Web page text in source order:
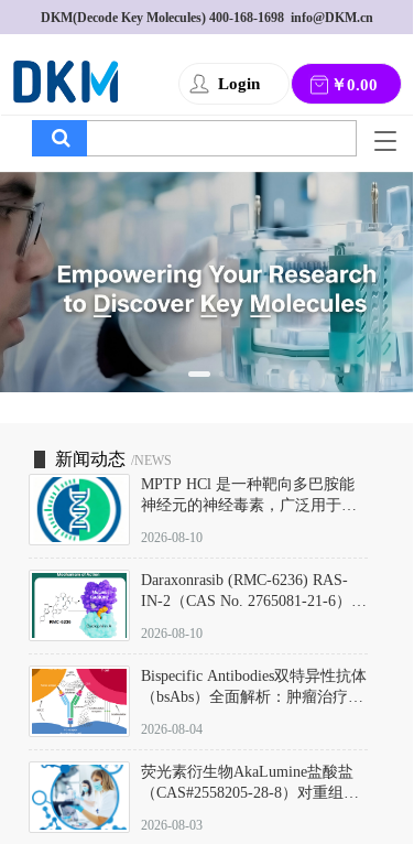
DKM(Decode Key Molecules) 400-168-1698
  info@DKM.cn
Login ￥0.00
T
g
l
e
n
a
v
i
g
a
新闻动态 /NEWS
MPTP HCl 是一种靶向多巴胺能
神经元的神经毒素，广泛用于构
以盐酸盐形式存在，可触发线粒
用即为选择性损毁中脑黑质致密
部多巴胺能神经元，从而可靠模
拟帕金森病的核心病理与行为表
2026-08-10
Daraxonrasib (RMC-6236) RAS-
IN-2（CAS No. 2765081-21-6）：
向KRAS/NRAS/HRAS的广谱RAS
2026-08-10
Bispecific Antibodies双特异性抗体
（bsAbs）全面解析：肿瘤治疗的
2026-08-04
荧光素衍生物AkaLumine盐酸盐
（CAS#2558205-28-8）对重组萤
数（Km）为2.06 μM；其近红外
2026-08-03